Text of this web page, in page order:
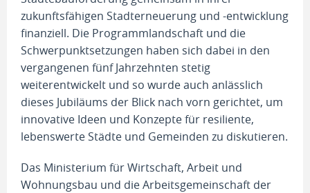
zukunftsfähigen Stadterneuerung und -entwicklung
finanziell. Die Programmlandschaft und die
Schwerpunktsetzungen haben sich dabei in den
vergangenen fünf Jahrzehnten stetig
weiterentwickelt und so wurde auch anlässlich
dieses Jubiläums der Blick nach vorn gerichtet, um
innovative Ideen und Konzepte für resiliente,
lebenswerte Städte und Gemeinden zu diskutieren.
Das Ministerium für Wirtschaft, Arbeit und
Wohnungsbau und die Arbeitsgemeinschaft der